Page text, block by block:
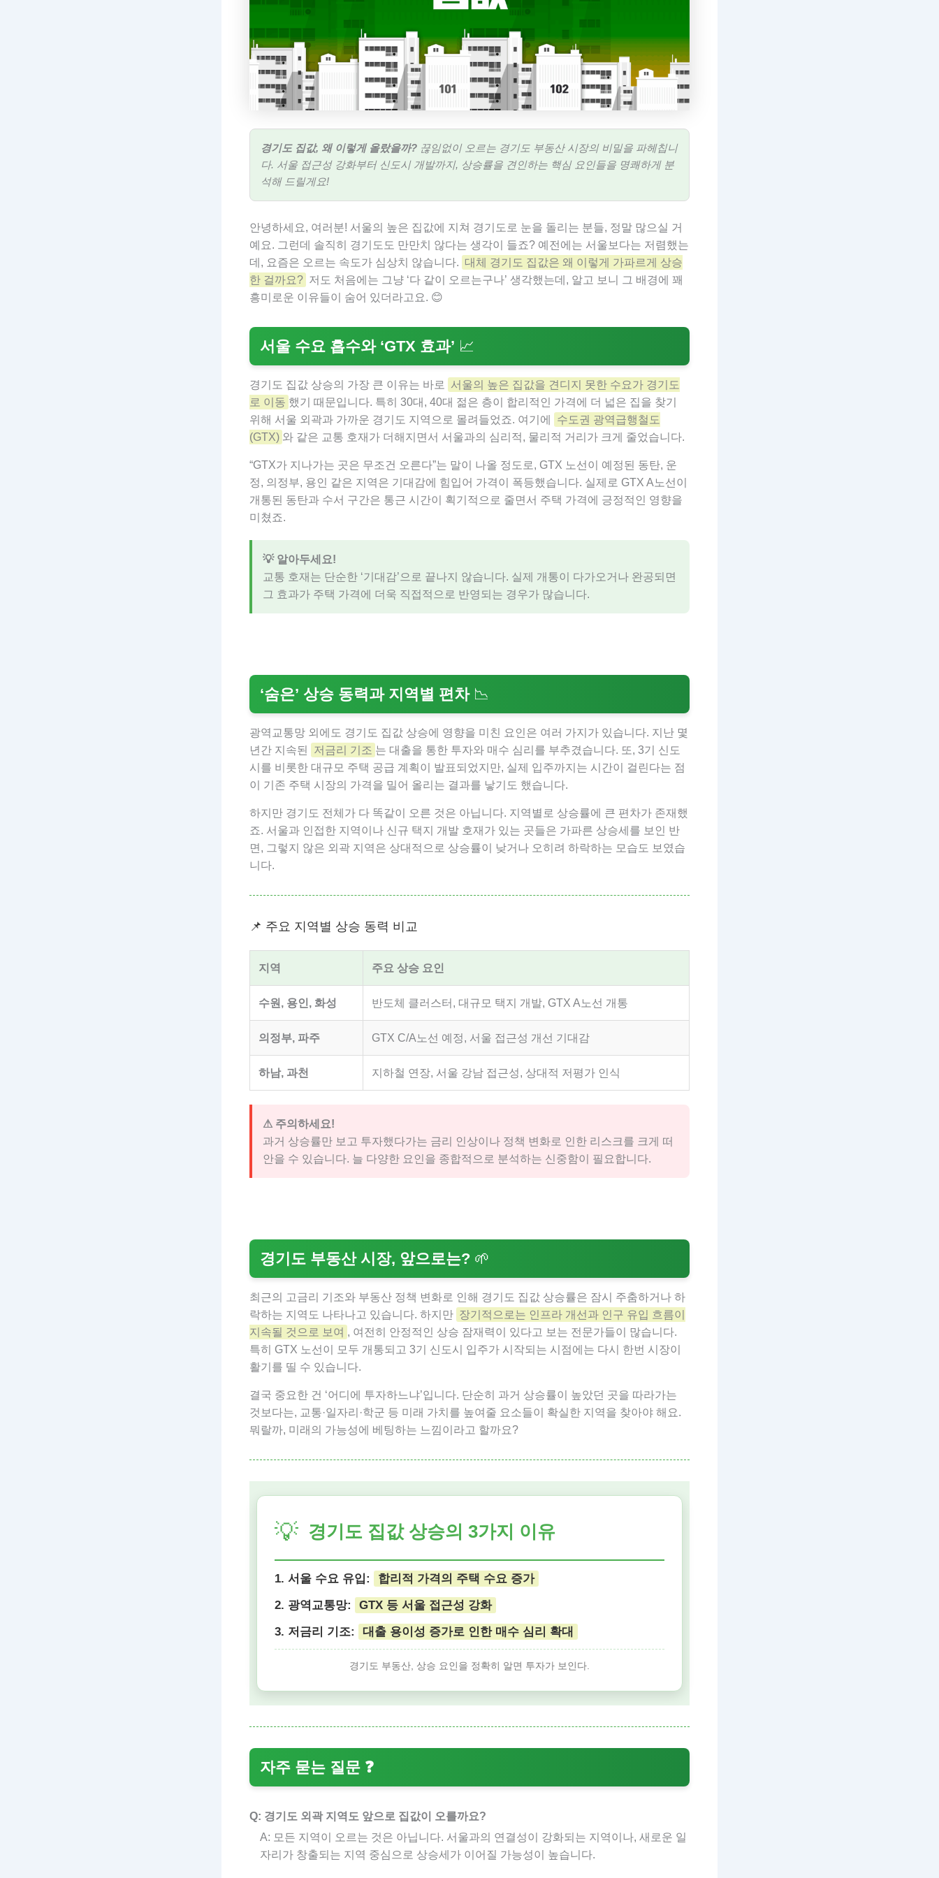
경기도 집값, 왜 이렇게 올랐을까? 끊임없이 오르는 경기도 부동산 시장의 비밀을 파헤칩니
다. 서울 접근성 강화부터 신도시 개발까지, 상승률을 견인하는 핵심 요인들을 명쾌하게 분
석해 드릴게요!
안녕하세요, 여러분! 서울의 높은 집값에 지쳐 경기도로 눈을 돌리는 분들, 정말 많으실 거
예요. 그런데 솔직히 경기도도 만만치 않다는 생각이 들죠? 예전에는 서울보다는 저렴했는
데, 요즘은 오르는 속도가 심상치 않습니다. 대체 경기도 집값은 왜 이렇게 가파르게 상승
한 걸까요? 저도 처음에는 그냥 ‘다 같이 오르는구나’ 생각했는데, 알고 보니 그 배경에 꽤
흥미로운 이유들이 숨어 있더라고요. 😊
서울 수요 흡수와 ‘GTX 효과’ 📈
경기도 집값 상승의 가장 큰 이유는 바로
서울의 높은 집값을 견디지 못한 수요가 경기도
로 이동 했기 때문입니다. 특히 30대, 40대 젊은 층이 합리적인 가격에 더 넓은 집을 찾기
위해 서울 외곽과 가까운 경기도 지역으로 몰려들었죠. 여기에
수도권 광역급행철도
(GTX) 와 같은 교통 호재가 더해지면서 서울과의 심리적, 물리적 거리가 크게 줄었습니다.
“GTX가 지나가는 곳은 무조건 오른다”는 말이 나올 정도로, GTX 노선이 예정된 동탄, 운
정, 의정부, 용인 같은 지역은 기대감에 힘입어 가격이 폭등했습니다. 실제로 GTX A노선이
개통된 동탄과 수서 구간은 통근 시간이 획기적으로 줄면서 주택 가격에 긍정적인 영향을
미쳤죠.
💡 알아두세요!
교통 호재는 단순한 ‘기대감’으로 끝나지 않습니다. 실제 개통이 다가오거나 완공되면
그 효과가 주택 가격에 더욱 직접적으로 반영되는 경우가 많습니다.
‘숨은’ 상승 동력과 지역별 편차📉
광역교통망 외에도 경기도 집값 상승에 영향을 미친 요인은 여러 가지가 있습니다. 지난 몇
년간 지속된
저금리 기조 는 대출을 통한 투자와 매수 심리를 부추겼습니다. 또, 3기 신도
시를 비롯한 대규모 주택 공급 계획이 발표되었지만, 실제 입주까지는 시간이 걸린다는 점
이 기존 주택 시장의 가격을 밀어 올리는 결과를 낳기도 했습니다.
하지만 경기도 전체가 다 똑같이 오른 것은 아닙니다. 지역별로 상승률에 큰 편차가 존재했
죠. 서울과 인접한 지역이나 신규 택지 개발 호재가 있는 곳들은 가파른 상승세를 보인 반
면, 그렇지 않은 외곽 지역은 상대적으로 상승률이 낮거나 오히려 하락하는 모습도 보였습
니다.
📌 주요 지역별 상승 동력 비교
지역 주요 상승 요인
수원, 용인, 화성 반도체 클러스터, 대규모 택지 개발, GTX A노선 개통
의정부, 파주 GTX C/A노선 예정, 서울 접근성 개선 기대감
하남, 과천 지하철 연장, 서울 강남 접근성, 상대적 저평가 인식
⚠ 주의하세요!
과거 상승률만 보고 투자했다가는 금리 인상이나 정책 변화로 인한 리스크를 크게 떠
안을 수 있습니다. 늘 다양한 요인을 종합적으로 분석하는 신중함이 필요합니다.
경기도 부동산 시장, 앞으로는? 🌱
최근의 고금리 기조와 부동산 정책 변화로 인해 경기도 집값 상승률은 잠시 주춤하거나 하
락하는 지역도 나타나고 있습니다. 하지만 장기적으로는 인프라 개선과 인구 유입 흐름이
지속될 것으로 보여 , 여전히 안정적인 상승 잠재력이 있다고 보는 전문가들이 많습니다.
특히 GTX 노선이 모두 개통되고 3기 신도시 입주가 시작되는 시점에는 다시 한번 시장이
활기를 띨 수 있습니다.
결국 중요한 건 ‘어디에 투자하느냐’입니다. 단순히 과거 상승률이 높았던 곳을 따라가는
것보다는, 교통·일자리·학군 등 미래 가치를 높여줄 요소들이 확실한 지역을 찾아야 해요.
뭐랄까, 미래의 가능성에 베팅하는 느낌이라고 할까요?
💡 경기도 집값 상승의 3가지 이유
1. 서울 수요 유입:
합리적 가격의 주택 수요 증가
2. 광역교통망:
GTX 등 서울 접근성 강화
3. 저금리 기조:
대출 용이성 증가로 인한 매수 심리 확대
경기도 부동산, 상승 요인을 정확히 알면 투자가 보인다.
자주 묻는 질문 ❓
Q: 경기도 외곽 지역도 앞으로 집값이 오를까요?
A: 모든 지역이 오르는 것은 아닙니다. 서울과의 연결성이 강화되는 지역이나, 새로운 일
자리가 창출되는 지역 중심으로 상승세가 이어질 가능성이 높습니다.